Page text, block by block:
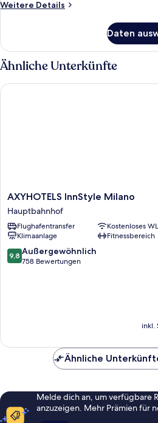
Weitere Details
Weitere
2 Einzelbetten,
barrierearm
Daten
Ähnliche Unterkünfte
AXYHOTELS
InnStyle
Milano
Hauptbahnhof
AXYHOTELS InnStyle Milano
Hauptbahnhof
Flughafentransfer
Kostenloses
Klimaanlage
Fitnessbereich
9.8
von
9,8 Außergewöhnlich
758 Bewertungen
inkl.
AXYHOTELS InnStyle Milano
Ähnliche
Melde dich an, um verfügbare
anzuzeigen. Mehr Prämien für